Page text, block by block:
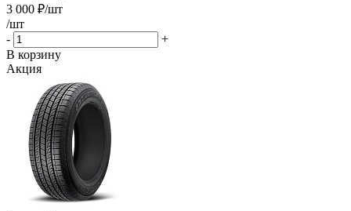
3 000 ₽/шт
/шт
-
+
В корзину
Акция